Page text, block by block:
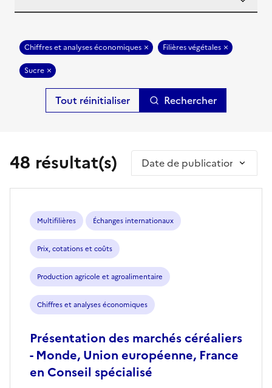
Trier par
Chiffres et analyses économiques Filières végétales
Sucre
Rechercher
48 résultat(s)
Multifilières Échanges internationaux
Prix, cotations et coûts
Production agricole et agroalimentaire
Chiffres et analyses économiques
Présentation des marchés céréaliers
- Monde, Union européenne, France
en Conseil spécialisé